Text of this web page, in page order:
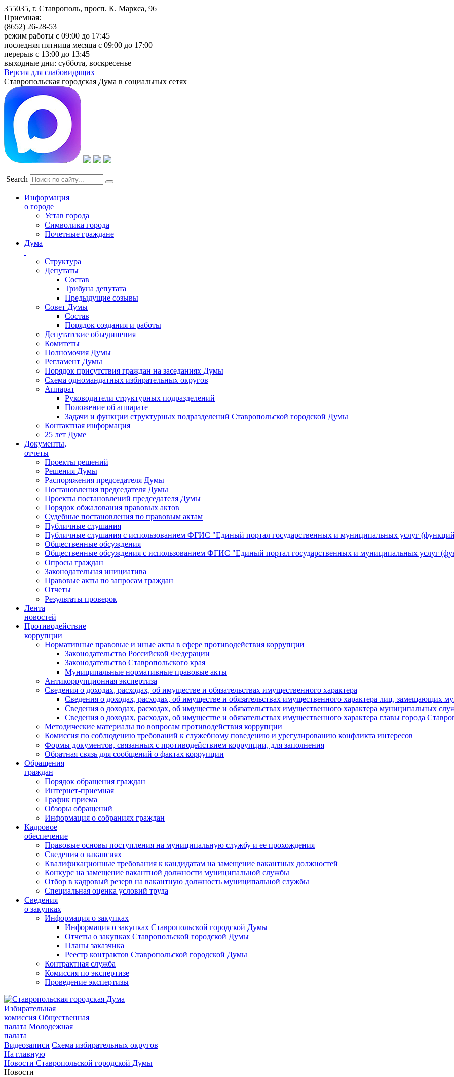
355035, г. Ставрополь, просп. К. Маркса, 96
Приемная:
(8652) 26-28-53
режим работы с 09:00 до 17:45
последняя пятница месяца с 09:00 до 17:00
перерыв с 13:00 до 13:45
выходные дни: суббота, воскресенье
Версия для слабовидящих
Ставропольская городская Дума в социальных сетях
Search
Информация
о городе
Устав города
Символика города
Почетные граждане
Дума
Структура
Депутаты
Состав
Трибуна депутата
Предыдущие созывы
Совет Думы
Состав
Порядок создания и работы
Депутатские объединения
Комитеты
Полномочия Думы
Регламент Думы
Порядок присутствия граждан на заседаниях Думы
Схема одномандатных избирательных округов
Аппарат
Руководители структурных подразделений
Положение об аппарате
Задачи и функции структурных подразделений Ставропольской городской Думы
Контактная информация
25 лет Думе
Документы,
отчеты
Проекты решений
Решения Думы
Распоряжения председателя Думы
Постановления председателя Думы
Проекты постановлений председателя Думы
Порядок обжалования правовых актов
Судебные постановления по правовым актам
Публичные слушания
Публичные слушания с использованием ФГИС "Единый портал государственных и муниципальных услуг
Общественные обсуждения
Общественные обсуждения с использованием ФГИС "Единый портал государственных и муниципальных услуг
Опросы граждан
Законодательная инициатива
Правовые акты по запросам граждан
Отчеты
Результаты проверок
Лента
новостей
Противодействие
коррупции
Нормативные правовые и иные акты в сфере противодействия коррупции
Законодательство Российской Федерации
Законодательство Ставропольского края
Муниципальные нормативные правовые акты
Антикоррупционная экспертиза
Сведения о доходах, расходах, об имуществе и обязательствах имущественного характера
Сведения о доходах, расходах, об имуществе и обязательствах имущественного характера лиц,
Сведения о доходах, расходах, об имуществе и обязательствах имущественного характера муниципальных
Сведения о доходах, расходах, об имуществе и обязательствах имущественного характера главы города
Методические материалы по вопросам противодействия коррупции
Комиссия по соблюдению требований к служебному поведению и урегулированию конфликта интересов
Формы документов, связанных с противодействием коррупции, для заполнения
Обратная связь для сообщений о фактах коррупции
Обращения
граждан
Порядок обращения граждан
Интернет-приемная
График приема
Обзоры обращений
Информация о собраниях граждан
Кадровое
обеспечение
Правовые основы поступления на муниципальную службу и ее прохождения
Сведения о вакансиях
Квалификационные требования к кандидатам на замещение вакантных должностей
Конкурс на замещение вакантной должности муниципальной службы
Отбор в кадровый резерв на вакантную должность муниципальной службы
Специальная оценка условий труда
Сведения
о закупках
Информация о закупках
Информация о закупках Ставропольской городской Думы
Отчеты о закупках Ставропольской городской Думы
Планы заказчика
Реестр контрактов Ставропольской городской Думы
Контрактная служба
Комиссия по экспертизе
Проведение экспертизы
Избирательная
комиссия Общественная
палата Молодежная
палата
Видеозаписи Схема избирательных округов
На главную
Новости Ставропольской городской Думы
Новости